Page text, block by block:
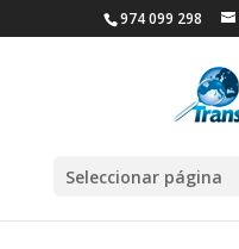
974 099 298
Seleccionar página